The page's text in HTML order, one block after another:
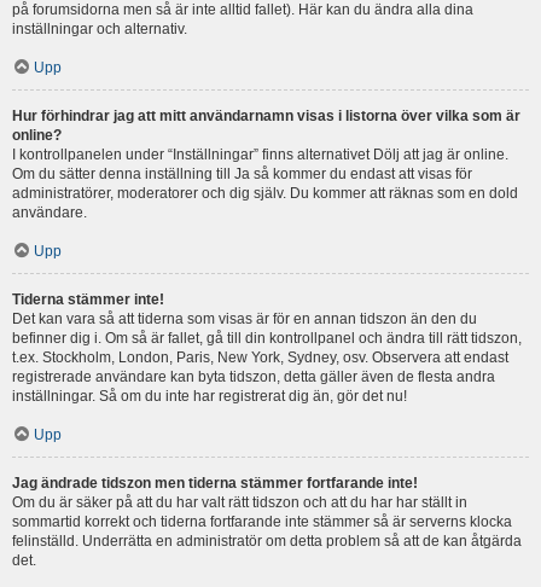
på forumsidorna men så är inte alltid fallet). Här kan du ändra alla dina
inställningar och alternativ.
Upp
Hur förhindrar jag att mitt användarnamn visas i listorna över vilka som är
online?
I kontrollpanelen under “Inställningar” finns alternativet Dölj att jag är online.
Om du sätter denna inställning till Ja så kommer du endast att visas för
administratörer, moderatorer och dig själv. Du kommer att räknas som en dold
användare.
Upp
Tiderna stämmer inte!
Det kan vara så att tiderna som visas är för en annan tidszon än den du
befinner dig i. Om så är fallet, gå till din kontrollpanel och ändra till rätt tidszon,
t.ex. Stockholm, London, Paris, New York, Sydney, osv. Observera att endast
registrerade användare kan byta tidszon, detta gäller även de flesta andra
inställningar. Så om du inte har registrerat dig än, gör det nu!
Upp
Jag ändrade tidszon men tiderna stämmer fortfarande inte!
Om du är säker på att du har valt rätt tidszon och att du har har ställt in
sommartid korrekt och tiderna fortfarande inte stämmer så är serverns klocka
felinställd. Underrätta en administratör om detta problem så att de kan åtgärda
det.